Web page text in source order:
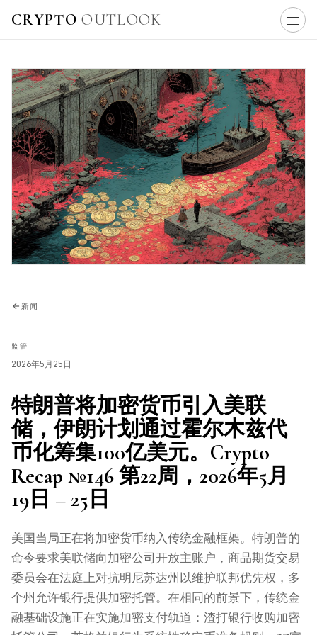
CRYPTOOUTLOOK
新闻
监管
2026年5月25日
特朗普将加密货币引入美联
储，伊朗计划通过霍尔木兹代
币化筹集100亿美元。Crypto
Recap №146 第22周，2026年5月
19日 – 25日
美国当局正在将加密货币纳入传统金融框架。特朗普的
命令要求美联储向加密公司开放主账户，商品期货交易
委员会在法庭上对抗明尼苏达州以维护联邦优先权，多
个州允许银行提供加密托管。在相同的前景下，传统金
融基础设施正在实施加密支付轨道：渣打银行收购加密